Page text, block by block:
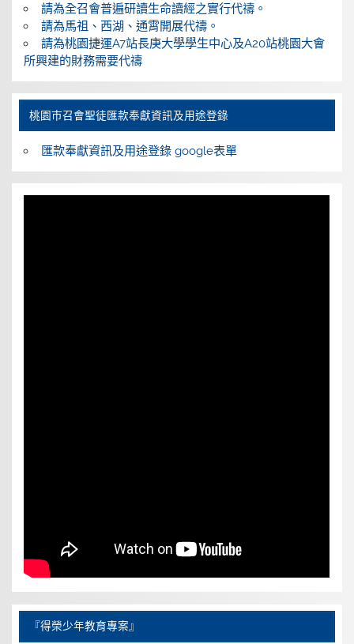
請為全召會普遍研讀生命讀經之實行代禱。
請為馬祖、西湖、通霄開展代禱。
請為桃園捷運A7站長庚大學學生中心及A20站桃園大會
所興建的財務需要代禱
桃園巿召會聖徒匯款奉獻資訊及用途登錄
匯款奉獻資訊及用途登錄 google表單
『得榮少年教育專案』